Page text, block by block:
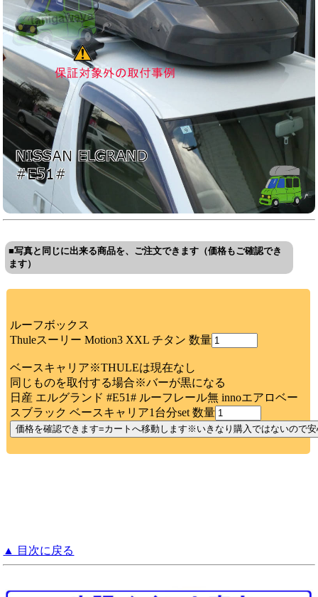
■写真と同じに出来る商品を、ご注文できます（価格もご確認でき
ます）
ルーフボックス
Thuleスーリー Motion3 XXL チタン 数量
ベースキャリア※THULEは現在なし
同じものを取付する場合※バーが黒になる
日産 エルグランド #E51# ルーフレール無 innoエアロベー
スブラック ベースキャリア1台分set 数量
▲ 目次に戻る